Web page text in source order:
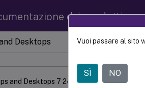
dei prodotti
Desktops
and Desktops 7 2402
Questo
Vuoi passare al sito
SÌ NO